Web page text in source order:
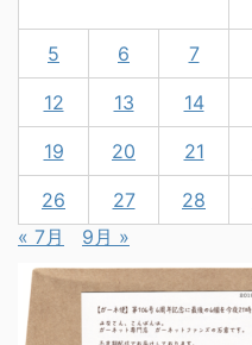
5 6 7
12 13 14
19 20 21
26 27 28
« 7月
9月 »